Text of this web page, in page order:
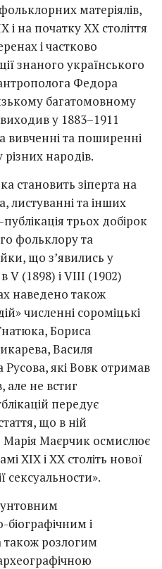
матеріялів,
на початку XX століття
і частково
знаного українського
Федора
багатомовному
у 1883–1911
вивченні та поширенні
народів.
становить зіперта на
листуванні та інших
трьох добірок
фольклору та
що з’явились у
V (1898) і VIII (1902)
наведено також
численні сороміцькі
Бориса
Василя
які Вовк отримав
але не встиг
передує
що в ній
Маєрчик осмислює
XIX і XX століть нової
сексуальности».
біографічним і
розлогим